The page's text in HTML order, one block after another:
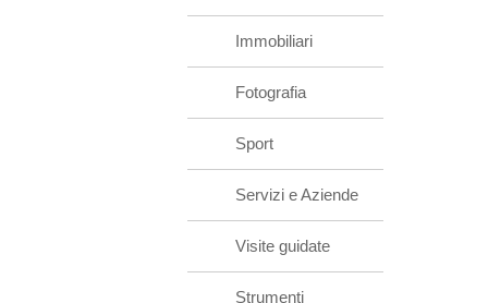
Immobiliari
Fotografia
Sport
Servizi e Aziende
Visite guidate
Strumenti